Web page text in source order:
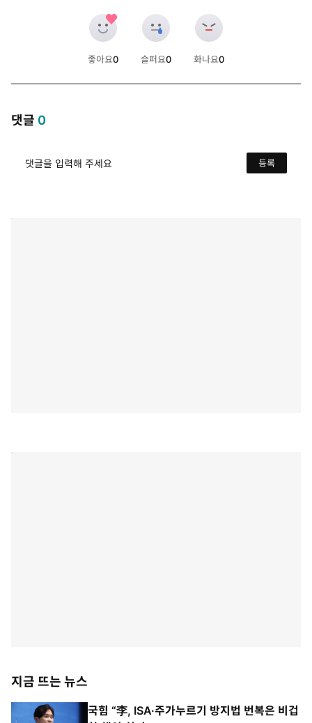
좋아요0
슬퍼요0
화나요0
댓글 0
댓글을 입력해 주세요 등록
지금 뜨는 뉴스
국힘 “李, ISA·주가누르기 방지법 번복은 비겁